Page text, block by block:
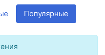
Популярные